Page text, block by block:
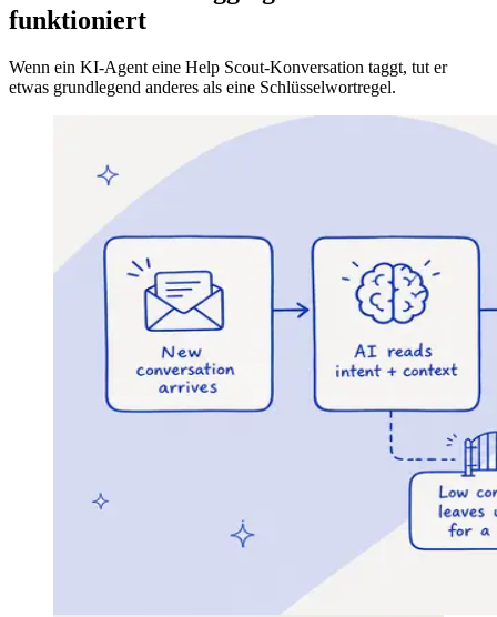
funktioniert
Wenn ein KI-Agent eine Help Scout-Konversation taggt, tut er
etwas grundlegend anderes als eine Schlüsselwortregel.